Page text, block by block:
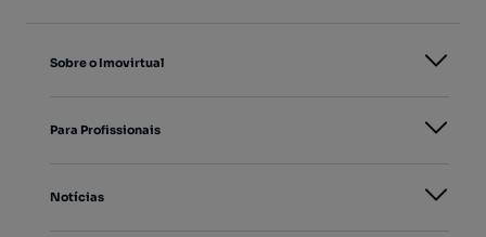
Sobre o Imovirtual
Para Profissionais
Notícias